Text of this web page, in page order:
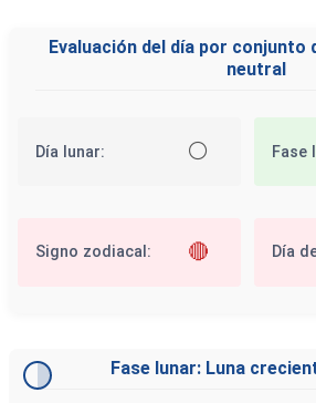
Evaluación del día por conjunto
neutral
Día lunar: ⚪ Fase
Signo zodiacal: 🔴 Día
Fase lunar: Luna